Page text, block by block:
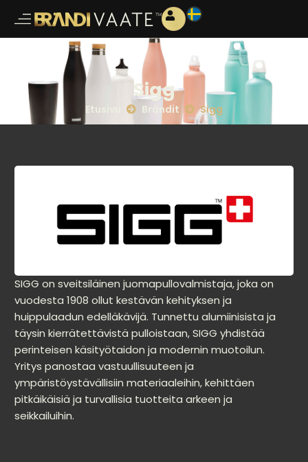
Sigg
Etusivu Brändit Sigg
SIGG on sveitsiläinen juomapullovalmistaja, joka on
vuodesta 1908 ollut kestävän kehityksen ja
huippulaadun edelläkävijä. Tunnettu alumiinisista ja
täysin kierrätettävistä pulloistaan, SIGG yhdistää
perinteisen käsityötaidon ja modernin muotoilun.
Yritys panostaa vastuullisuuteen ja
ympäristöystävällisiin materiaaleihin, kehittäen
pitkäikäisiä ja turvallisia tuotteita arkeen ja
seikkailuihin.